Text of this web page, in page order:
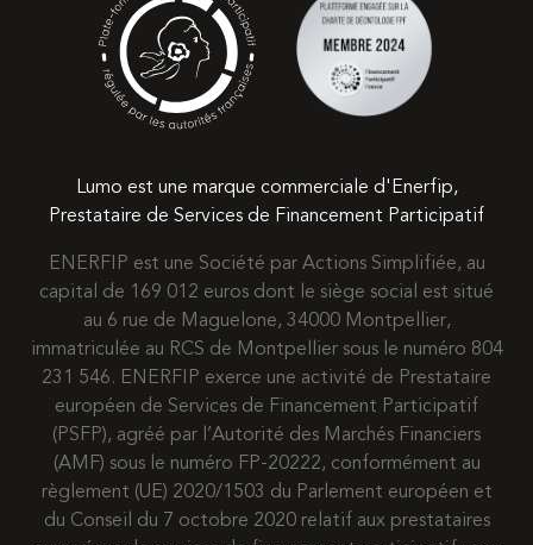
Lumo est une marque commerciale d'Enerfip,
Prestataire de Services de Financement Participatif
ENERFIP est une Société par Actions Simplifiée, au
capital de 169 012 euros dont le siège social est situé
au 6 rue de Maguelone, 34000 Montpellier,
immatriculée au RCS de Montpellier sous le numéro 804
231 546. ENERFIP exerce une activité de Prestataire
européen de Services de Financement Participatif
(PSFP), agréé par l’Autorité des Marchés Financiers
(AMF) sous le numéro FP-20222, conformément au
règlement (UE) 2020/1503 du Parlement européen et
du Conseil du 7 octobre 2020 relatif aux prestataires